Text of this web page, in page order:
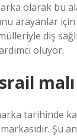
olarak bu
arayanlar
diş
oluyor.
malı
tarihinde
Şu